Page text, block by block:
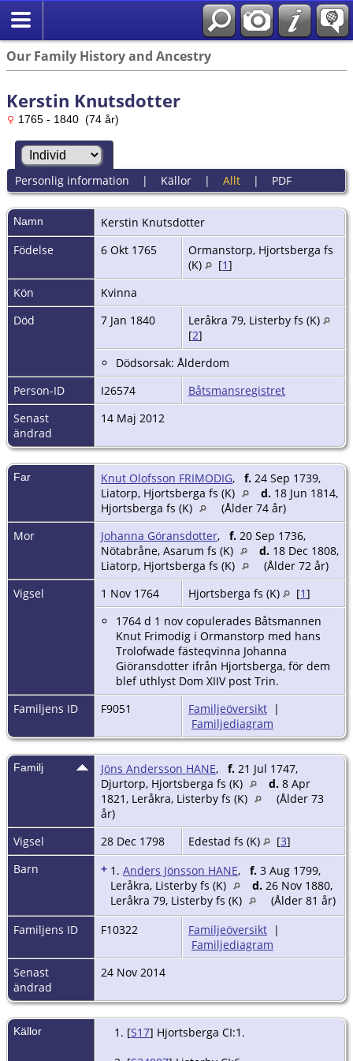
Our Family History and Ancestry
Kerstin Knutsdotter
1765 - 1840 (74 år)
Personlig information | Källor| Allt| PDF
Namn Kerstin Knutsdotter
Födelse
6 Okt 1765
Ormanstorp, Hjortsberga fs
(K)
[1]
Kön
Kvinna
Död
7 Jan 1840
Leråkra 79, Listerby fs (K)
[2]
Dödsorsak: Ålderdom
Person-ID
I26574
Båtsmansregistret
Senast
ändrad
14 Maj 2012
Far Knut Olofsson FRIMODIG, f. 24 Sep 1739,
Liatorp, Hjortsberga fs (K)
d. 18 Jun 1814,
Hjortsberga fs (K)
(Ålder 74 år)
Mor
Johanna Göransdotter, f. 20 Sep 1736,
Nötabråne, Asarum fs (K)
d. 18 Dec 1808,
Liatorp, Hjortsberga fs (K)
(Ålder 72 år)
Vigsel
1 Nov 1764 Hjortsberga fs (K) [1]
1764 d 1 nov copulerades Båtsmannen
Knut Frimodig i Ormanstorp med hans
Trolofwade fästeqvinna Johanna
Giöransdotter ifrån Hjortsberga, för dem
blef uthlyst Dom XIIV post Trin.
Familjens ID
F9051 Familjeöversikt |
Familjediagram
Familj Jöns Andersson HANE, f. 21 Jul 1747,
Djurtorp, Hjortsberga fs (K)
d. 8 Apr
1821, Leråkra, Listerby fs (K)
(Ålder 73
år)
Vigsel
28 Dec 1798 Edestad fs (K) [3]
Barn
+ 1. Anders Jönsson HANE, f. 3 Aug 1799,
Leråkra, Listerby fs (K)
d. 26 Nov 1880,
Leråkra 79, Listerby fs (K)
(Ålder 81 år)
Familjens ID
F10322 Familjeöversikt |
Familjediagram
Senast
ändrad
24 Nov 2014
Källor [S17] Hjortsberga CI:1.